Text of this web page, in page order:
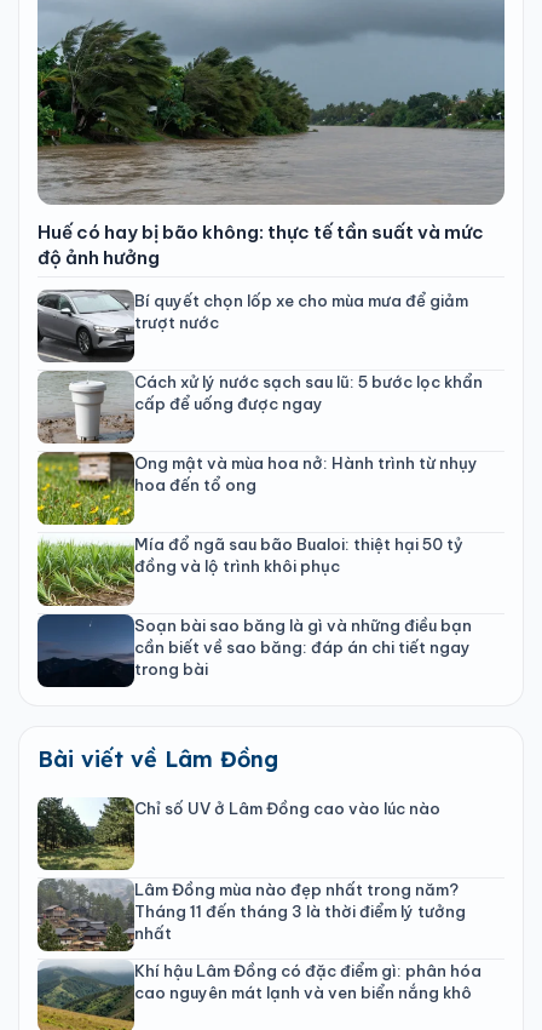
Huế có hay bị bão không: thực tế tần suất và mức
độ ảnh hưởng
Bí quyết chọn lốp xe cho mùa mưa để giảm
trượt nước
Cách xử lý nước sạch sau lũ: 5 bước lọc khẩn
cấp để uống được ngay
Ong mật và mùa hoa nở: Hành trình từ nhụy
hoa đến tổ ong
Mía đổ ngã sau bão Bualoi: thiệt hại 50 tỷ
đồng và lộ trình khôi phục
Soạn bài sao băng là gì và những điều bạn
cần biết về sao băng: đáp án chi tiết ngay
trong bài
Bài viết về Lâm Đồng
Chỉ số UV ở Lâm Đồng cao vào lúc nào
Lâm Đồng mùa nào đẹp nhất trong năm?
Tháng 11 đến tháng 3 là thời điểm lý tưởng
nhất
Khí hậu Lâm Đồng có đặc điểm gì: phân hóa
cao nguyên mát lạnh và ven biển nắng khô